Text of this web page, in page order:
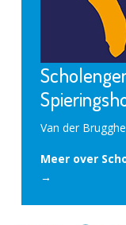
Van der
Meer over
→